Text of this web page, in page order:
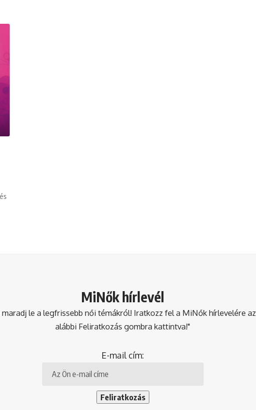
MiNők hírlevél
maradj le a legfrissebb női témákról! Iratkozz fel a MiNők hírlevelére az
alábbi Feliratkozás gombra kattintva!"
E-mail cím: